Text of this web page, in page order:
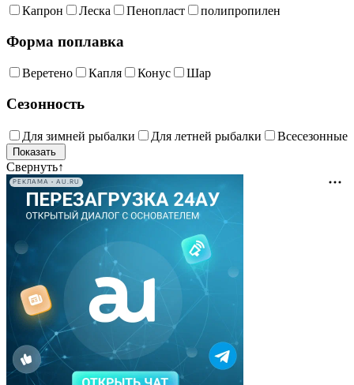
Капрон Леска Пенопласт полипропилен
Форма поплавка
Веретено Капля Конус Шар
Сезонность
Для зимней рыбалки Для летней рыбалки Всесезонные
Свернуть↑
РЕКЛАМА • AU.RU